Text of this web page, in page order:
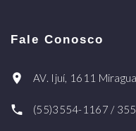
Fale Conosco
AV. Ijuí, 1611
(55)3554-1167 /